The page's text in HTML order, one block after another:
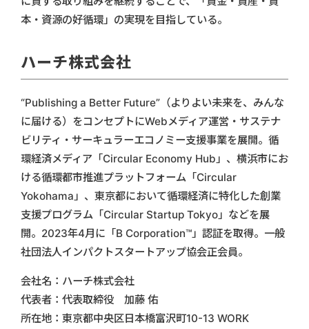
本・資源の好循環」の実現を目指している。
ハーチ株式会社
“Publishing a Better Future”（よりよい未来を、みんな
に届ける）をコンセプトにWebメディア運営・サステナ
ビリティ・サーキュラーエコノミー支援事業を展開。循
環経済メディア「Circular Economy Hub」、横浜市にお
ける循環都市推進プラットフォーム「Circular
Yokohama」、東京都において循環経済に特化した創業
支援プログラム「Circular Startup Tokyo」などを展
開。2023年4月に「B Corporation™」認証を取得。一般
社団法人インパクトスタートアップ協会正会員。
会社名：ハーチ株式会社
代表者：代表取締役 加藤 佑
所在地：東京都中央区日本橋富沢町10-13 WORK